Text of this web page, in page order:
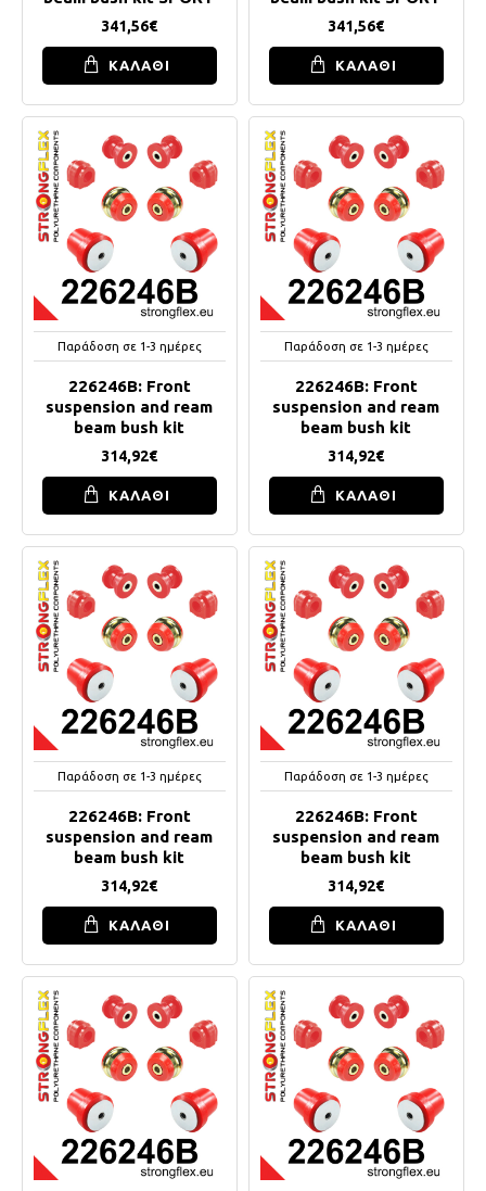
341,56€
ΚΑΛΑΘΙ
341,56€
ΚΑΛΑΘΙ
Παράδοση σε 1-3 ημέρες
226246B: Front
suspension and ream
beam bush kit
314,92€
ΚΑΛΑΘΙ
Παράδοση σε 1-3 ημέρες
226246B: Front
suspension and ream
beam bush kit
314,92€
ΚΑΛΑΘΙ
Παράδοση σε 1-3 ημέρες
226246B: Front
suspension and ream
beam bush kit
314,92€
ΚΑΛΑΘΙ
Παράδοση σε 1-3 ημέρες
226246B: Front
suspension and ream
beam bush kit
314,92€
ΚΑΛΑΘΙ